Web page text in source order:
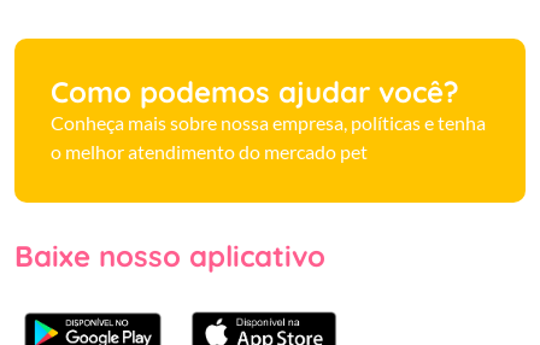
Como podemos ajudar você?
Conheça mais sobre nossa empresa, políticas e tenha
o melhor atendimento do mercado pet
Baixe nosso aplicativo